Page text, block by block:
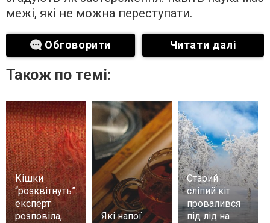
межі, які не можна переступати.
Обговорити Читати далі
Також по темі:
Кішки
“розквітнуть”:
експерт
розповіла,
Які напої
Старий
сліпий кіт
провалився
під лід на